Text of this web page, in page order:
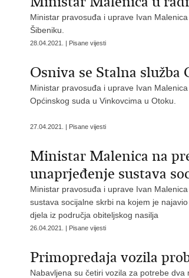
Ministar pravosuđa i uprave Ivan
Šibeniku.
28.04.2021. | Pisane vijesti
Osniva se Stalna
Ministar pravosuđa i uprave Ivan
Općinskog suda u Vinkovcima u Otoku.
27.04.2021. | Pisane vijesti
Ministar Malenica na
unaprjeđenje sustava
Ministar pravosuđa i uprave Ivan
sustava socijalne skrbi na kojem je
djela iz područja obiteljskog nasilja
26.04.2021. | Pisane vijesti
Primopredaja vozila
Nabavljena su četiri vozila za potrebe